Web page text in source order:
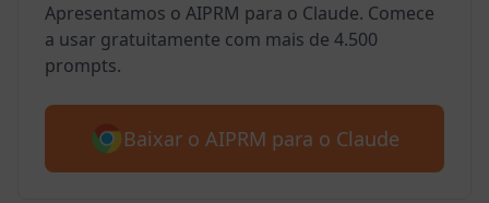
Apresentamos o AIPRM para o Claude. Comece
a usar gratuitamente com mais de 4.500
prompts.
Baixar o AIPRM para o Claude